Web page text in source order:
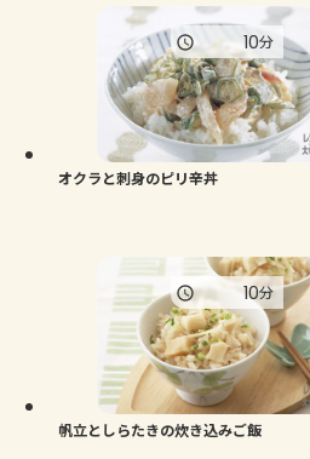
トーク
よくあるお問い合わせ
お買い物
オクラと刺身のピリ辛丼
10分
帆立としらたきの炊き込みご飯
10分